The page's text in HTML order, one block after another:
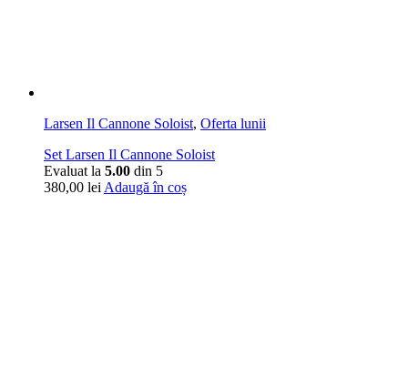
Larsen Il Cannone Soloist, Oferta lunii
Set Larsen Il Cannone Soloist
Evaluat la 5.00 din 5
380,00 lei Adaugă în coș